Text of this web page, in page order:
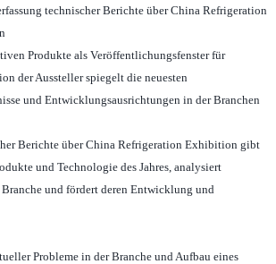
technischer Berichte über China Refrigeration
Produkte als Veröffentlichungsfenster für
der Aussteller spiegelt die neuesten
und Entwicklungsausrichtungen in der Branchen
Berichte über China Refrigeration Exhibition gibt
und Technologie des Jahres, analysiert
und fördert deren Entwicklung und
Probleme in der Branche und Aufbau eines